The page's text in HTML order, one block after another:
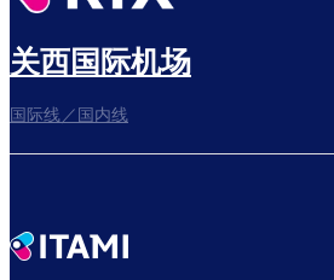
出发啦！
关西国际机场
国际线／国内线